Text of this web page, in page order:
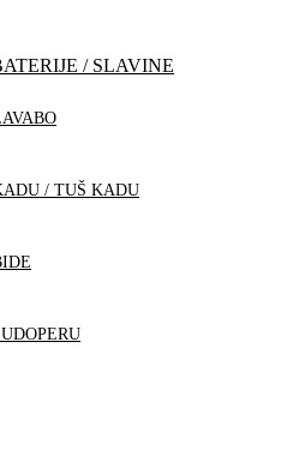
/ SLAVINE
/ TUŠ KADU